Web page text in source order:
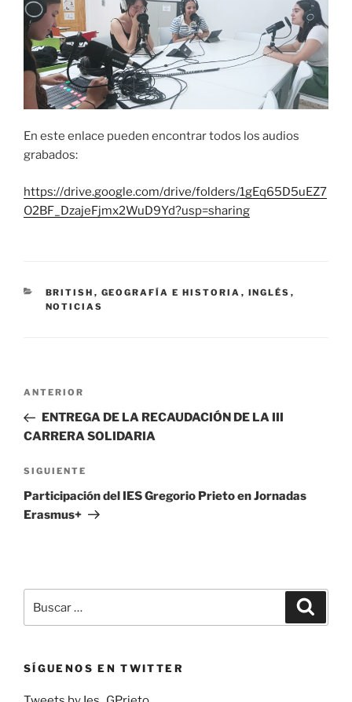
En este enlace pueden encontrar todos los audios
grabados:
https://drive.google.com/drive/folders/1gEq65D5uEZ7
O2BF_DzajeFjmx2WuD9Yd?usp=sharing
CATEGORÍAS
BRITISH , GEOGRAFÍA E HISTORIA , INGLÉS ,
NOTICIAS
Navegación
entradas
Entrada
anterior:
ANTERIOR
ENTREGA DE LA RECAUDACIÓN DE LA III
CARRERA SOLIDARIA
Siguiente
entrada
SIGUIENTE
Participación del IES Gregorio Prieto en Jornadas
Erasmus+
por:
SÍGUENOS EN TWITTER